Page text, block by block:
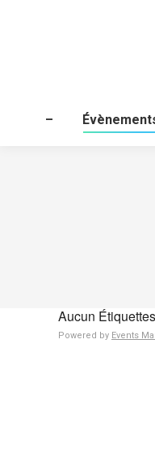
–
Aucun Étiquettes
Powered by Events